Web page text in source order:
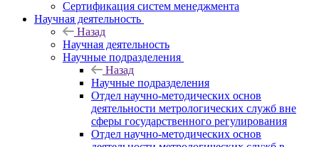
Сертификация систем менеджмента
Научная деятельность
Назад
Научная деятельность
Научные подразделения
Назад
Научные подразделения
Отдел научно-методических основ
деятельности метрологических служб вне
сферы государственного регулирования
Отдел научно-методических основ